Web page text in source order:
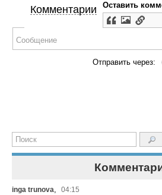
inga trunova, 04:15
Комментарии Оставить
Отправить через: